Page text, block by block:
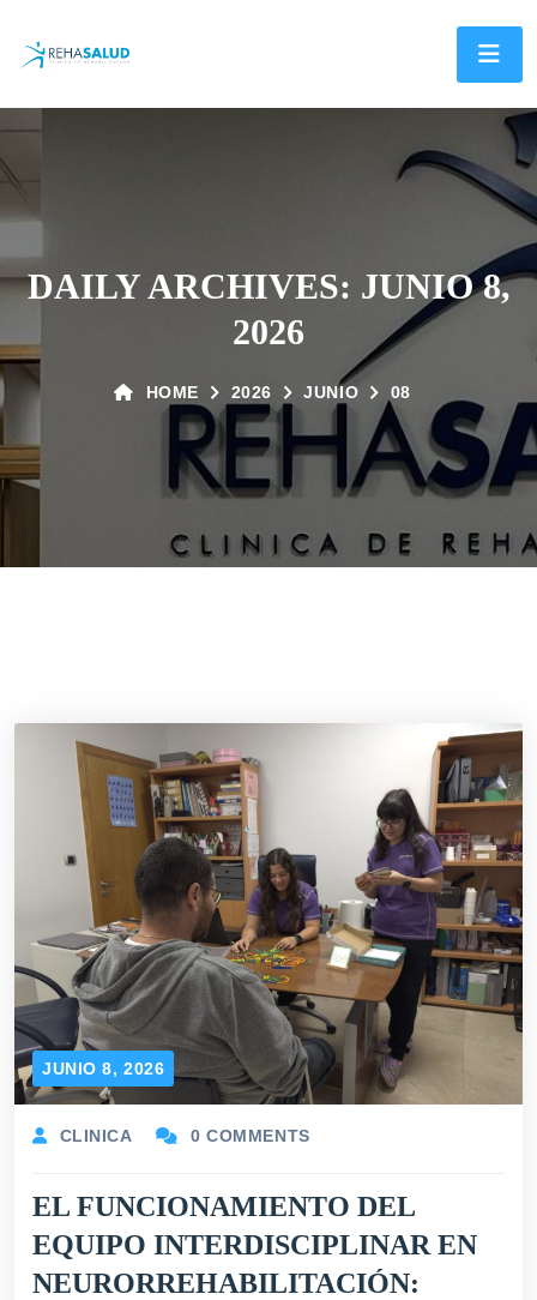
DAILY ARCHIVES: JUNIO 8,
2026
HOME 2026 JUNIO 08
JUNIO 8, 2026
CLINICA 0 COMMENTS
EL FUNCIONAMIENTO DEL
EQUIPO INTERDISCIPLINAR EN
NEURORREHABILITACIÓN: